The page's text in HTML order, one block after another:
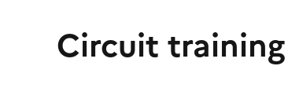
Circuit training